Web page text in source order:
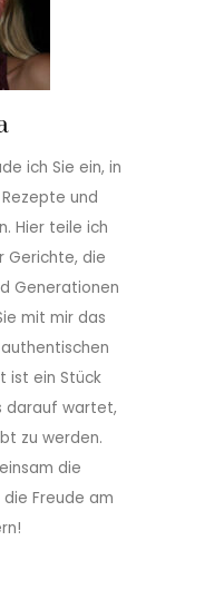
ich Sie ein, in
und
Hier teile ich
Gerichte, die
Generationen
mit mir das
ist ein Stück
darauf wartet,
zu werden.
die
Freude am